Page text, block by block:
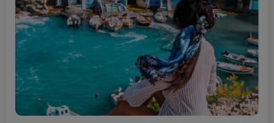
apărut în carosabil, traficul a fost
restricționat
REDACȚIA SPOTMEDIA.RO
Scufundarea barjelor în Dunăre a
fost amânată din nou. Crește
riscul pentru Cernavodă